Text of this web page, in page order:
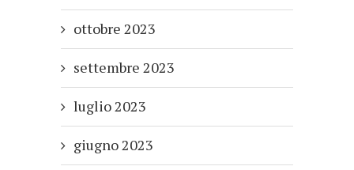
ottobre 2023
settembre 2023
luglio 2023
giugno 2023